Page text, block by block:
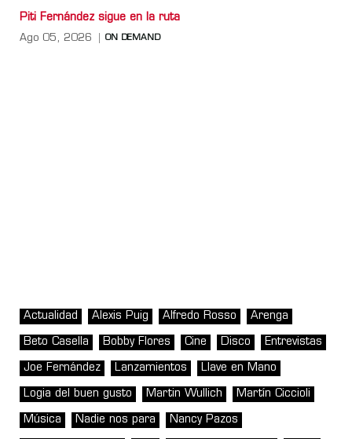
Piti Fernández sigue en la ruta
Ago 05, 2026 ON DEMAND
Actualidad Alexis Puig Alfredo Rosso Arenga
Beto Casella Bobby Flores Cine Disco Entrevistas
Joe Fernández Lanzamientos Llave en Mano
Logia del buen gusto Martin Wullich Martín Ciccioli
Música Nadie nos para Nancy Pazos